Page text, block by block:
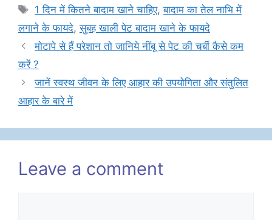
Tags
1 दिन में कितने बादाम खाने चाहिए,बादाम का तेल नाभि में
लगाने के फायदे,सुबह खाली पेट बादाम खाने के फायदे
मोटापे से हैं परेशान तो जानिये नींबू से पेट की चर्बी कैसे कम
करें ?
जानें स्वस्थ जीवन के लिए आहार की उपयोगिता और संतुलित
आहार के बारे में
Leave a comment